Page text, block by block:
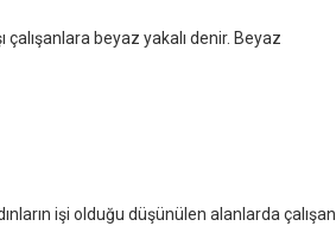
beyaz yakalı denir. Beyaz
işi olduğu düşünülen alanlarda çalışan